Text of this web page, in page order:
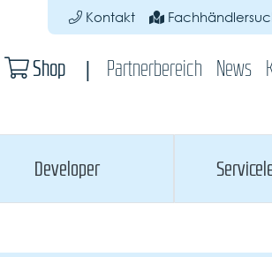
Kontakt
Shop Partnerbereich News
Developer